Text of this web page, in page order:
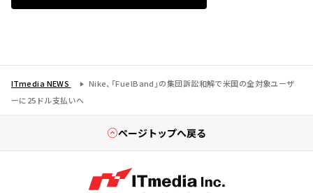
ITmedia NEWS
Nike、「FuelBand」の集団訴訟和解で米国の全対象ユーザ
ーに25ドル支払いへ
ページトップへ戻る